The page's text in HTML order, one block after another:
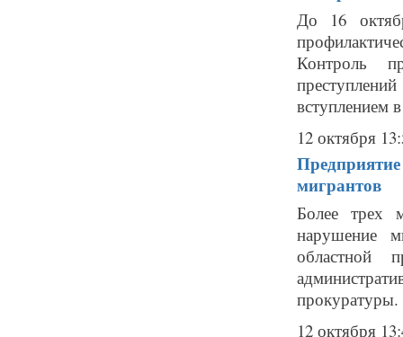
До 16
Контроль
вступлением
12 октября
мигрантов
Более трех
нарушение
областной
прокуратуры.
12 октября